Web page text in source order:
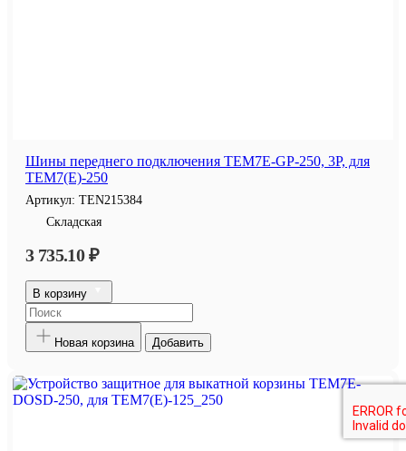
Шины переднего подключения TEM7E-GP-250, 3P, для
TEM7(E)-250
Артикул: TEN215384
Складская
3 735.10 ₽
В корзину
Новая корзина Добавить